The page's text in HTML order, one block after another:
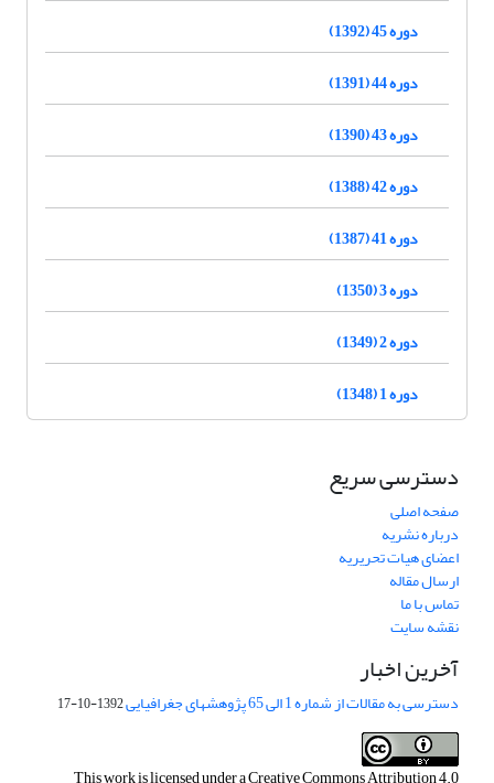
دوره 45 (1392)
دوره 44 (1391)
دوره 43 (1390)
دوره 42 (1388)
دوره 41 (1387)
دوره 3 (1350)
دوره 2 (1349)
دوره 1 (1348)
دسترسی سریع
صفحه اصلی
درباره نشریه
اعضای هیات تحریریه
ارسال مقاله
تماس با ما
نقشه سایت
آخرین اخبار
دسترسی به مقالات از شماره 1 الی 65 پژوهشهای جغرافیایی 1392-10-17